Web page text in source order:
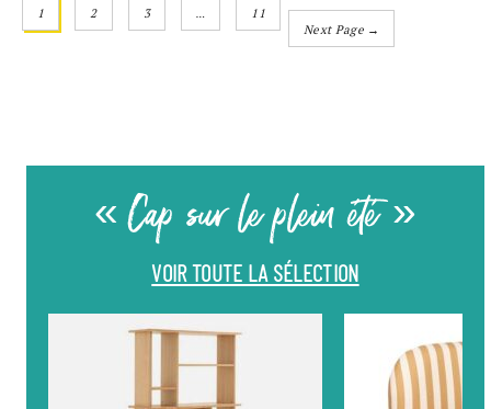
1 2 3
11
Next Page →
« Cap sur le plein été »
VOIR TOUTE LA SÉLECTION